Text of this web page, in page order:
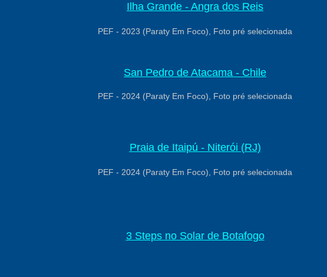
Ilha Grande - Angra dos Reis
PEF - 2023 (Paraty Em Foco), Foto pré selecionada
San Pedro de Atacama - Chile
PEF - 2024 (Paraty Em Foco), Foto pré selecionada
Praia de Itaipú - Niterói (RJ)
PEF - 2024 (Paraty Em Foco), Foto pré selecionada
3 Steps no Solar de Botafogo